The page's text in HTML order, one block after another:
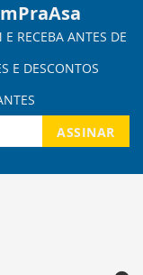
ASSINAR